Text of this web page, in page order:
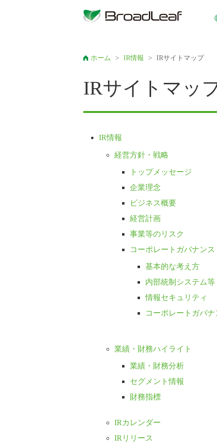
ホーム > IR情報 > IRサイトマップ
IRサイトマッ
IR情報
経営方針・戦略
トップメッセージ
企業理念
ビジネス概要
経営計画
事業等のリスク
コーポレートガバナンス
基本的な考え方
内部統制システム等
情報セキュリティ
コーポレートガバ
業績・財務ハイライト
業績・財務分析
セグメント情報
財務指標
IRカレンダー
IRリリース